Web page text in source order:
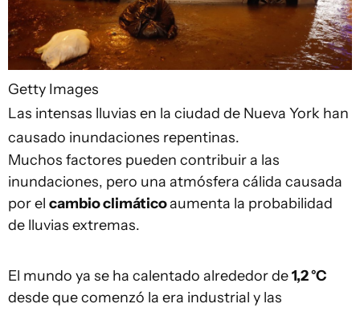
Getty Images
Las intensas lluvias en la ciudad de Nueva York han
causado inundaciones repentinas.
Muchos factores pueden contribuir a las
inundaciones, pero una atmósfera cálida causada
por el cambio climáticoaumenta la probabilidad
de lluvias extremas.
El mundo ya se ha calentado alrededor de1,2 °C
desde que comenzó la era industrial y las